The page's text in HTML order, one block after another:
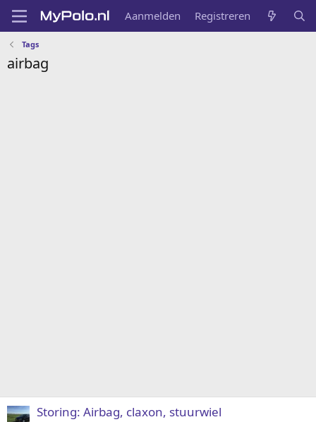
Aanmelden Registreren
Tags
airbag
Storing: Airbag, claxon, stuurwiel